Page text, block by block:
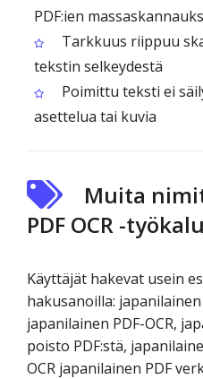
PDF:ien
Tarkkuus riippuu
tekstin selkeydestä
Poimittu teksti ei
asettelua tai kuvia
Muita
PDF OCR -
Käyttäjät hakevat usein
hakusanoilla:
japanilainen PDF-OCR,
poisto PDF:stä,
OCR japanilainen PDF